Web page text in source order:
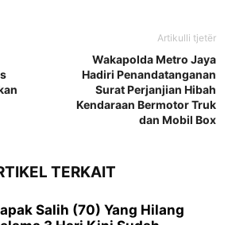
Artikulli tjetër
Wakapolda Metro Jaya
Hadiri Penandatanganan
Surat Perjanjian Hibah
Kendaraan Bermotor Truk
dan Mobil Box
TERKAIT
Salih (70) Yang Hilang